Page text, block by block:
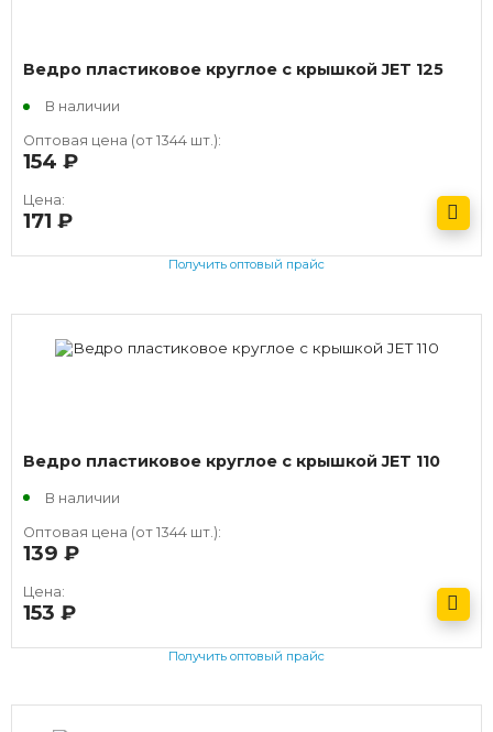
Ведро пластиковое круглое с крышкой JET 125
В наличии
Оптовая цена (от 1344 шт.):
154
Цена:
171
Получить оптовый прайс
Ведро пластиковое круглое с крышкой JET 110
В наличии
Оптовая цена (от 1344 шт.):
139
Цена:
153
Получить оптовый прайс